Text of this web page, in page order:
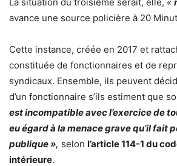
avance une source policière à 20
Cette instance, créée en 2017 et
constituée de fonctionnaires et de
syndicaux. Ensemble, ils peuvent
d’un fonctionnaire s’ils estiment que
est incompatible avec l’exercice de
eu égard à la menace grave qu’il fait
publique », selon l’article 114-1 du
intérieure.